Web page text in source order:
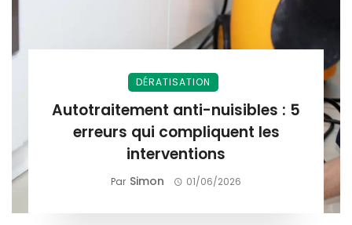
DÉRATISATION
Autotraitement anti-nuisibles : 5
erreurs qui compliquent les
interventions
Par Simon 01/06/2026